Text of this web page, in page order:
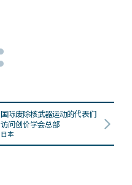
国际废除核武器运动的代表们
访问创价学会总部
日本